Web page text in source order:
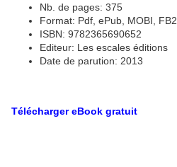
Nb. de pages: 375
Format: Pdf, ePub, MOBI, FB2
ISBN: 9782365690652
Editeur: Les escales éditions
Date de parution: 2013
Télécharger eBook gratuit